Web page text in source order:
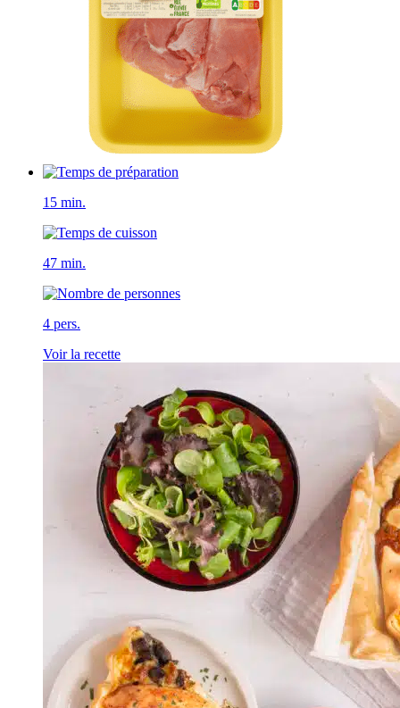
15 min.
47 min.
4 pers.
Voir la recette